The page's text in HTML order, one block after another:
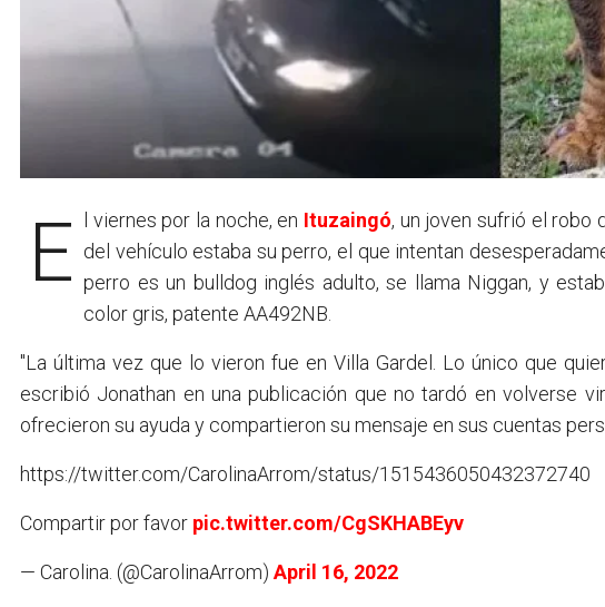
El viernes por la noche, en Ituzaingó, un joven sufrió el robo
del vehículo estaba su perro, el que intentan
perro es un bulldog inglés adulto, se llama Niggan, y
color gris, patente AA492NB.
"La última vez que lo vieron fue en Villa Gardel. Lo único que
escribió Jonathan en una publicación que no tardó en volverse
ofrecieron su ayuda y compartieron su mensaje en sus cuentas
https://twitter.com/CarolinaArrom/status/1515436050432372740
Compartir por favor pic.twitter.com/CgSKHABEyv
— Carolina. (@CarolinaArrom) April 16, 2022